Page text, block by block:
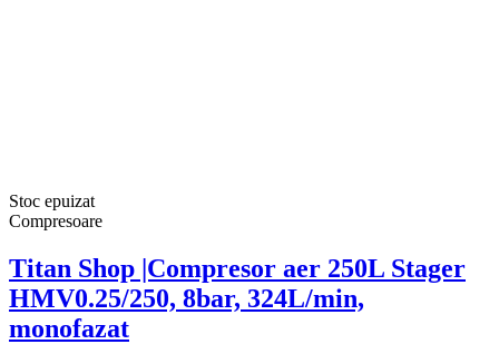
Stoc epuizat
Compresoare
Titan Shop |Compresor aer 250L Stager
HMV0.25/250, 8bar, 324L/min,
monofazat